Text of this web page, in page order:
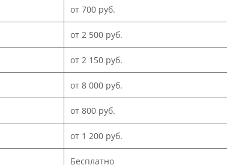
от 700 руб.
от 2 500 руб.
от 2 150 руб.
от 8 000 руб.
от 800 руб.
от 1 200 руб.
Бесплатно